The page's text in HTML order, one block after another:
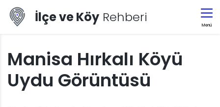
İlçe ve Köy Rehberi
Menü
Manisa Hırkalı Köyü
Uydu Görüntüsü